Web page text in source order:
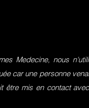
Medecine, nous
car une personne
être mis en contact